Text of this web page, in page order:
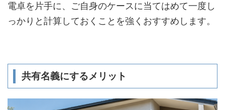
電卓を片手に、ご自身のケースに当てはめて一度し
っかりと計算しておくことを強くおすすめします。
共有名義にするメリット